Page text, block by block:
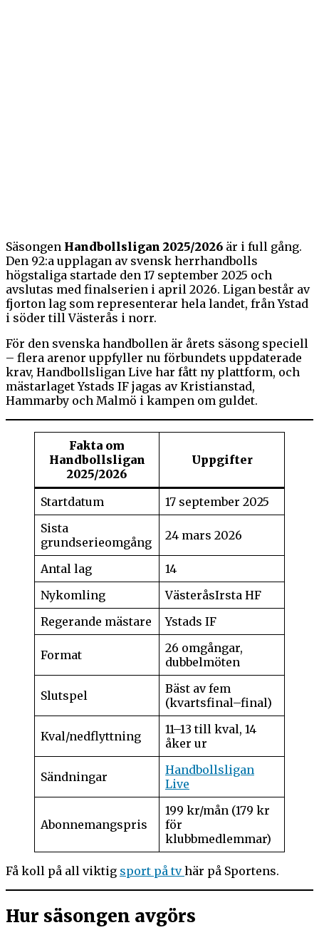
Säsongen Handbollsligan 2025/2026 är i full gång.
Den 92:a upplagan av svensk herrhandbolls
högstaliga startade den 17 september 2025 och
avslutas med finalserien i april 2026. Ligan består av
fjorton lag som representerar hela landet, från Ystad
i söder till Västerås i norr.
För den svenska handbollen är årets säsong speciell
– flera arenor uppfyller nu förbundets uppdaterade
krav, Handbollsligan Live har fått ny plattform, och
mästarlaget Ystads IF jagas av Kristianstad,
Hammarby och Malmö i kampen om guldet.
Fakta om
Handbollsligan
2025/2026
Uppgifter
Startdatum
17 september 2025
Sista
grundserieomgång
24 mars 2026
Antal lag
14
Nykomling
VästeråsIrsta HF
Regerande mästare
Ystads IF
Format
26 omgångar,
dubbelmöten
Slutspel
Bäst av fem
(kvartsfinal–final)
Kval/nedflyttning
11–13 till kval, 14
åker ur
Sändningar
Handbollsligan
Live
Abonnemangspris
199 kr/mån (179 kr
för
klubbmedlemmar)
Få koll på all viktig sport på tvhär på Sportens.
Hur säsongen avgörs